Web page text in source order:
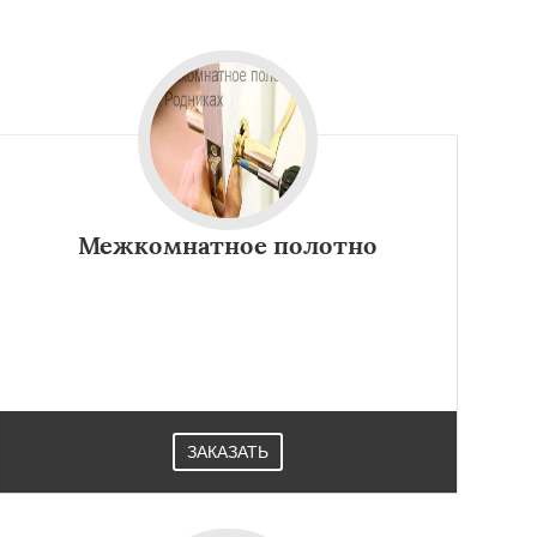
Межкомнатное полотно
ЗАКАЗАТЬ